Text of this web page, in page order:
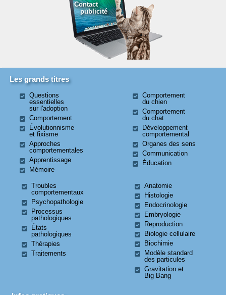
Contact
publicité
Les grands titres
Questions
essentielles
sur l'adoption
Comportement
Évolutionnisme
et fixisme
Approches
comportementales
Apprentissage
Mémoire
Comportement
du chien
Comportement
du chat
Développement
comportemental
Organes des sens
Communication
Éducation
Troubles
comportementaux
Psychopathologie
Processus
pathologiques
États
pathologiques
Thérapies
Traitements
Anatomie
Histologie
Endocrinologie
Embryologie
Reproduction
Biologie cellulaire
Biochimie
Modèle standard
des particules
Gravitation et
Big Bang